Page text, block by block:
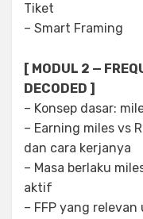
Tiket
– Smart Framing
[ MODUL 2 —
DECODED ]
– Konsep dasar:
– Earning miles vs
dan cara kerjanya
– Masa berlaku
aktif
– FFP yang